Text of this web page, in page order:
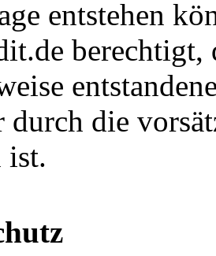
entstehen
durch die
ist.